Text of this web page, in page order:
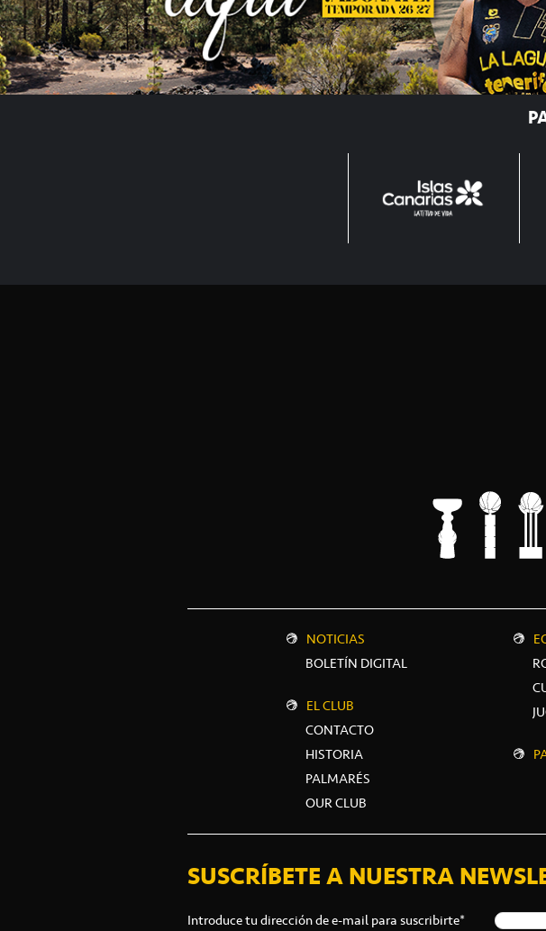
NOTICIAS
BOLETÍN DIGITAL
EL CLUB
CONTACTO
HISTORIA
PALMARÉS
OUR CLUB
SUSCRÍBETE A NUESTRA
Introduce tu dirección de e-mail para suscribirte*